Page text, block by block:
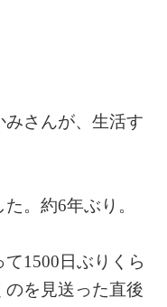
さんが、生活す
。約6年ぶり。
1500日ぶりくら
を見送った直後